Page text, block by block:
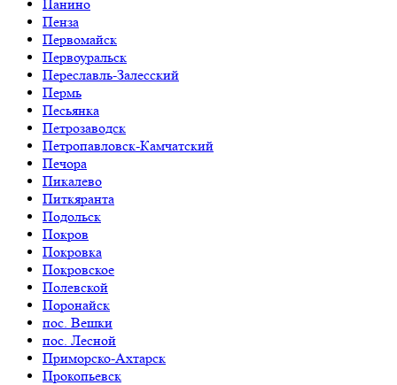
Панино
Пенза
Первомайск
Первоуральск
Переславль-Залесский
Пермь
Песьянка
Петрозаводск
Петропавловск-Камчатский
Печора
Пикалево
Питкяранта
Подольск
Покров
Покровка
Покровское
Полевской
Поронайск
пос. Вешки
пос. Лесной
Приморско-Ахтарск
Прокопьевск